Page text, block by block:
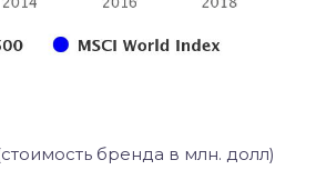
бренда в млн. долл)